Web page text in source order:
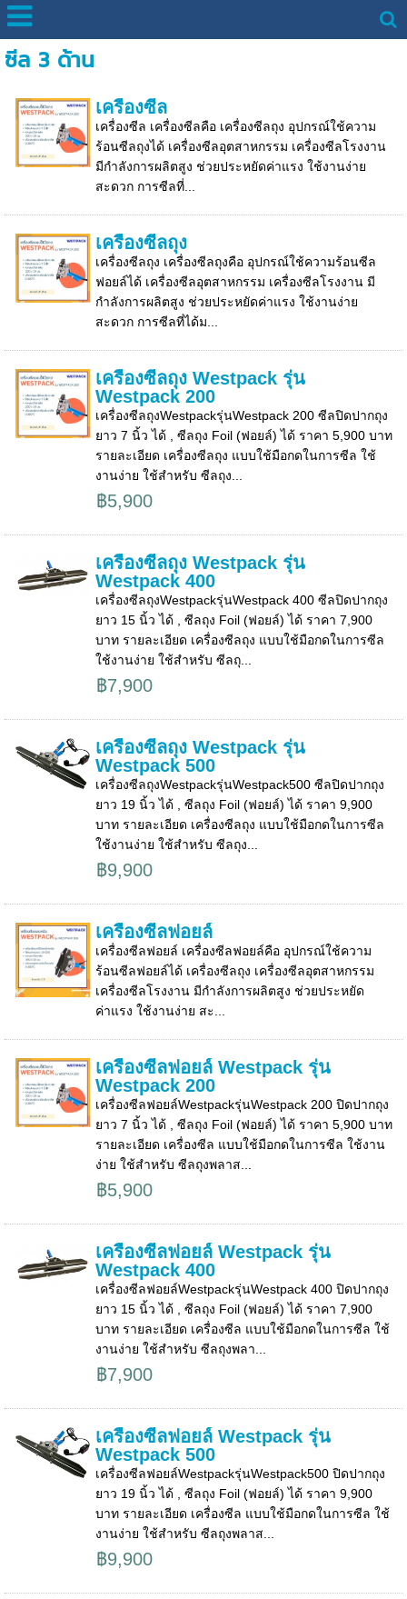
ซีล 3 ด้าน
เครื่องซีล
เครื่องซีล เครื่องซีลคือ เครื่องซีลถุง อุปกรณ์ใช้ความ
ร้อนซีลถุงได้ เครื่องซีลอุตสาหกรรม เครื่องซีลโรงงาน
มีกำลังการผลิตสูง ช่วยประหยัดค่าแรง ใช้งานง่าย
สะดวก การซีลที่...
เครื่องซีลถุง
เครื่องซีลถุง เครื่องซีลถุงคือ อุปกรณ์ใช้ความร้อนซีล
ฟอยล์ได้ เครื่องซีลอุตสาหกรรม เครื่องซีลโรงงาน มี
กำลังการผลิตสูง ช่วยประหยัดค่าแรง ใช้งานง่าย
สะดวก การซีลที่ได้ม...
เครื่องซีลถุง Westpack รุ่น
Westpack 200
เครื่องซีลถุงWestpackรุ่นWestpack 200 ซีลปิดปากถุง
ยาว 7 นิ้ว ได้ , ซีลถุง Foil (ฟอยล์) ได้ ราคา 5,900 บาท
รายละเอียด เครื่องซีลถุง แบบใช้มือกดในการซีล ใช้
งานง่าย ใช้สำหรับ ซีลถุง...
฿5,900
เครื่องซีลถุง Westpack รุ่น
Westpack 400
เครื่องซีลถุงWestpackรุ่นWestpack 400 ซีลปิดปากถุง
ยาว 15 นิ้ว ได้ , ซีลถุง Foil (ฟอยล์) ได้ ราคา 7,900
บาท รายละเอียด เครื่องซีลถุง แบบใช้มือกดในการซีล
ใช้งานง่าย ใช้สำหรับ ซีลถุ...
฿7,900
เครื่องซีลถุง Westpack รุ่น
Westpack 500
เครื่องซีลถุงWestpackรุ่นWestpack500 ซีลปิดปากถุง
ยาว 19 นิ้ว ได้ , ซีลถุง Foil (ฟอยล์) ได้ ราคา 9,900
บาท รายละเอียด เครื่องซีลถุง แบบใช้มือกดในการซีล
ใช้งานง่าย ใช้สำหรับ ซีลถุง...
฿9,900
เครื่องซีลฟอยล์
เครื่องซีลฟอยล์ เครื่องซีลฟอยล์คือ อุปกรณ์ใช้ความ
ร้อนซีลฟอยล์ได้ เครื่องซีลถุง เครื่องซีลอุตสาหกรรม
เครื่องซีลโรงงาน มีกำลังการผลิตสูง ช่วยประหยัด
ค่าแรง ใช้งานง่าย สะ...
เครื่องซีลฟอยล์ Westpack รุ่น
Westpack 200
เครื่องซีลฟอยล์Westpackรุ่นWestpack 200 ปิดปากถุง
ยาว 7 นิ้ว ได้ , ซีลถุง Foil (ฟอยล์) ได้ ราคา 5,900 บาท
รายละเอียด เครื่องซีล แบบใช้มือกดในการซีล ใช้งาน
ง่าย ใช้สำหรับ ซีลถุงพลาส...
฿5,900
เครื่องซีลฟอยล์ Westpack รุ่น
Westpack 400
เครื่องซีลฟอยล์Westpackรุ่นWestpack 400 ปิดปากถุง
ยาว 15 นิ้ว ได้ , ซีลถุง Foil (ฟอยล์) ได้ ราคา 7,900
บาท รายละเอียด เครื่องซีล แบบใช้มือกดในการซีล ใช้
งานง่าย ใช้สำหรับ ซีลถุงพลา...
฿7,900
เครื่องซีลฟอยล์ Westpack รุ่น
Westpack 500
เครื่องซีลฟอยล์Westpackรุ่นWestpack500 ปิดปากถุง
ยาว 19 นิ้ว ได้ , ซีลถุง Foil (ฟอยล์) ได้ ราคา 9,900
บาท รายละเอียด เครื่องซีล แบบใช้มือกดในการซีล ใช้
งานง่าย ใช้สำหรับ ซีลถุงพลาส...
฿9,900